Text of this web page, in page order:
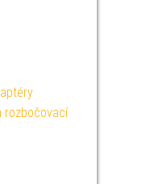
rozbočovací